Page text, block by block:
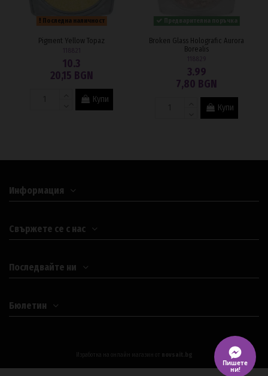
Последна наличност
Pigment Yellow Topaz
10.3
20,15 BGN
Купи
Broken Glass Holografic Aurora
Borealis
3.99
7,80 BGN
Купи
Пишете
ни!
Информация
Свържете се с нас
Последвайте ни
Бюлетин
Изработка на онлайн магазин от novsait.bg